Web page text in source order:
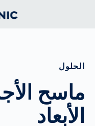
الحلول
ماسح
الأبعاد